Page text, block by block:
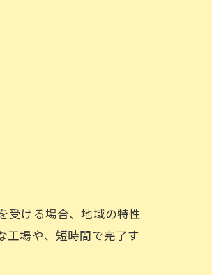
受ける場合、地域の特性
工場や、短時間で完了す